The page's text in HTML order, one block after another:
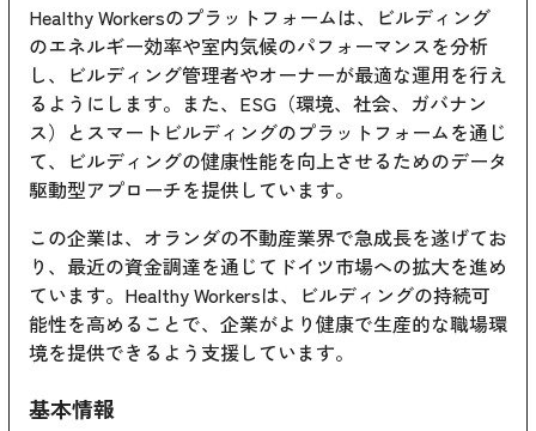
Healthy Workersのプラットフォームは、ビルディング
のエネルギー効率や室内気候のパフォーマンスを分析
し、ビルディング管理者やオーナーが最適な運用を行え
るようにします。また、ESG（環境、社会、ガバナン
ス）とスマートビルディングのプラットフォームを通じ
て、ビルディングの健康性能を向上させるためのデータ
駆動型アプローチを提供しています。
この企業は、オランダの不動産業界で急成長を遂げてお
り、最近の資金調達を通じてドイツ市場への拡大を進め
ています。Healthy Workersは、ビルディングの持続可
能性を高めることで、企業がより健康で生産的な職場環
境を提供できるよう支援しています。
基本情報